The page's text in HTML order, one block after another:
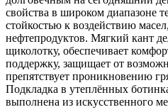
свойства в широком диапазоне
стойкостью к воздействию
нефтепродуктов. Мягкий кант
щиколотку, обеспечивает
поддержку, защищает от
препятствует проникновению
Подкладка в утеплённых
выполнена из искусственного